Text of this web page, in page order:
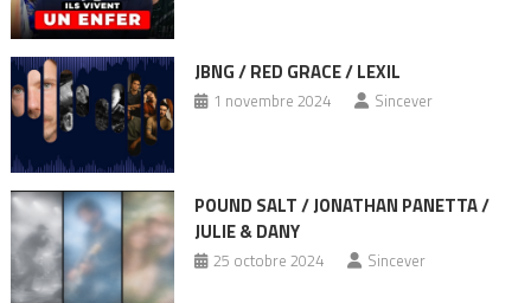
JBNG / RED GRACE / LEXIL
1 novembre 2024 Sincever
POUND SALT / JONATHAN PANETTA /
JULIE & DANY
25 octobre 2024 Sincever